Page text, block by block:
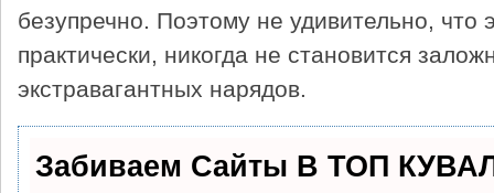
безупречно. Поэтому не удивительно, что
практически, никогда не становится
экстравагантных нарядов.
Забиваем Сайты В ТОП